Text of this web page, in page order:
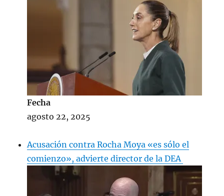
Fecha
agosto 22, 2025
Acusación contra Rocha Moya «es sólo el
comienzo», advierte director de la DEA